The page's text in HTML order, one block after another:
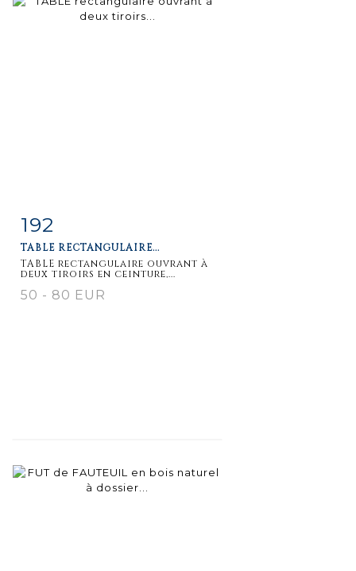
Item detail
192
TABLE RECTANGULAIRE...
TABLE rectangulaire ouvrant à
deux tiroirs en ceinture,...
50 - 80 EUR